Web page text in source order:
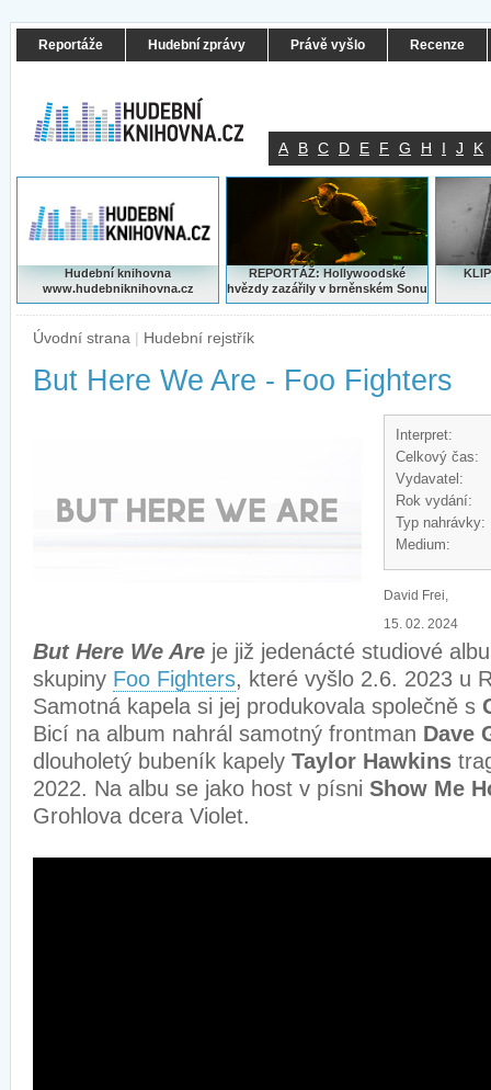
Reportáže Hudební zprávy Právě vyšlo Recenze
A B C D E F G H I J K
Hudební knihovna
www.hudebniknihovna.cz
REPORTÁŽ: Hollywoodské
hvězdy zazářily v brněnském Sonu
Úvodní strana | Hudební rejstřík
But Here We Are - Foo Fighters
Interpret:
Celkový čas:
Vydavatel:
Rok vydání:
Typ nahrávky:
Medium:
David Frei,
15. 02. 2024
But Here We Are je již jedenácté studiové
skupiny Foo Fighters, které vyšlo 2.6. 2023 u
Samotná kapela si jej produkovala společně s
Bicí na album nahrál samotný frontman Dave
dlouholetý bubeník kapely Taylor Hawkins
2022. Na albu se jako host v písni Show Me
Grohlova dcera Violet.